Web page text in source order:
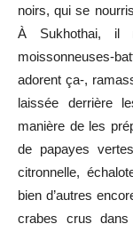
noirs, qui se
À Sukhothai, il
moissonneuses-
adorent ça-,
laissée derrière
manière de les
de papayes
citronnelle,
bien d’autres
crabes crus